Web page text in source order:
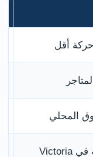
أقل
المحلي
فطور هادئ وجولة في Victoria